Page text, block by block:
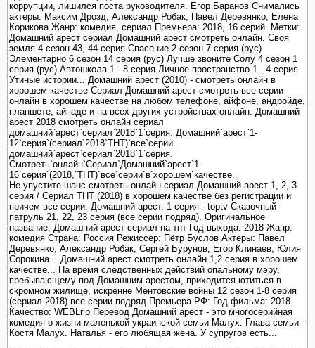
коррупции, лишился поста руководителя. Егор Баранов Снимались
актеры: Максим Дрозд, Александр Робак, Павел Деревянко, Елена
Корикова Жанр: комедия, сериал Премьера: 2018, 16 серий. Метки:
Домашний арест сериал Домашний арест смотреть онлайн. Своя
земля 4 сезон 43, 44 серия Спасение 2 сезон 7 серия (рус)
Элементарно 6 сезон 14 серия (рус) Лучше звоните Солу 4 сезон 1
серия (рус) Автошкола 1 - 8 серия Личное пространство 1 - 4 серия
Утиные истории... Домашний арест (2010) - смотреть онлайн в
хорошем качестве Сериал Домашний арест смотреть все серии
онлайн в хорошем качестве на любом телефоне, айфоне, андройде,
планшете, айпаде и на всех других устройствах онлайн. Домашний
арест 2018 смотреть онлайн сериал
домашний`арест`сериал`2018`1`серия. Домашний`арест`1-
12`серия`(сериал`2018`ТНТ)`все`серии.
домашний`арест`сериал`2018`1`серия.
Смотреть`онлайн`Сериал`Домашний`арест`1-
16`серия`(2018,`ТНТ)`все`серии`в`хорошем`качестве..
Не упустите шанс смотреть онлайн сериал Домашний арест 1, 2, 3
серия / Cериал ТНТ (2018) в хорошем качестве без регистрации и
причем все серии. Домашний арест. 1 серия - toptv Сказочный
патруль 21, 22, 23 серия (все серии подряд). Оригинальное
название: Домашний арест сериал на тнт Год выхода: 2018 Жанр:
комедия Страна: Россия Режиссер: Пётр Буслов Актеры: Павел
Деревянко, Александр Робак, Сергей Бурунов, Егор Клинаев, Юлия
Сорокина... Домашний арест смотреть онлайн 1,2 серия в хорошем
качестве... На время следственных действий опальному мэру,
пребывающему под Домашним арестом, приходится ютиться в
скромном жилище, искренне Ментовские войны 12 сезон 1-8 серия
(сериал 2018) все серии подряд Премьера РФ: Год фильма: 2018
Качество: WEBLrip Перевод Домашний арест - это многосерийная
комедия о жизни маленькой украинской семьи Малух. Глава семьи -
Костя Малух. Наталья - его любящая жена. У супругов есть...